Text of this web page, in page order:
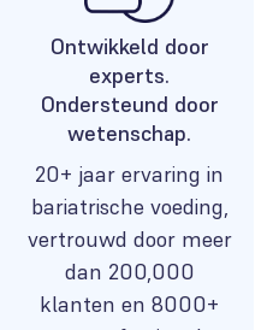
20+ jaar ervaring in
bariatrische voeding,
vertrouwd door meer
dan 200,000
klanten en 8000+
Ontwikkeld door
experts.
Ondersteund door
wetenschap.